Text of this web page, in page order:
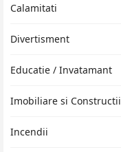
Calamitati
Divertisment
Educatie / Invatamant
Imobiliare si Constructii
Incendii